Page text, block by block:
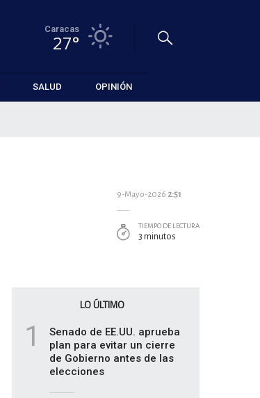
Caracas
27°
SALUD OPINIÓN
9-Mayo-2026 2:51
TIEMPO DE LECTURA
3 minutos
LO ÚLTIMO
1
Senado de EE.UU. aprueba
plan para evitar un cierre
de Gobierno antes de las
elecciones